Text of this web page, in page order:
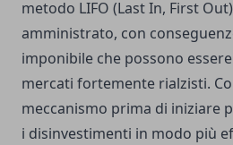
metodo LIFO (Last In, First
amministrato, con
imponibile che possono
mercati fortemente rialzisti.
meccanismo prima di iniziare
i disinvestimenti in modo più